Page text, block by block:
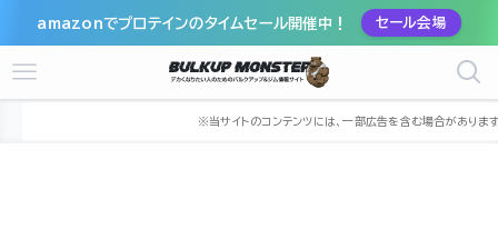
amazonでプロテインのタイムセール開催中！ セール会場
福岡県 北九州市 北九州市八幡西区